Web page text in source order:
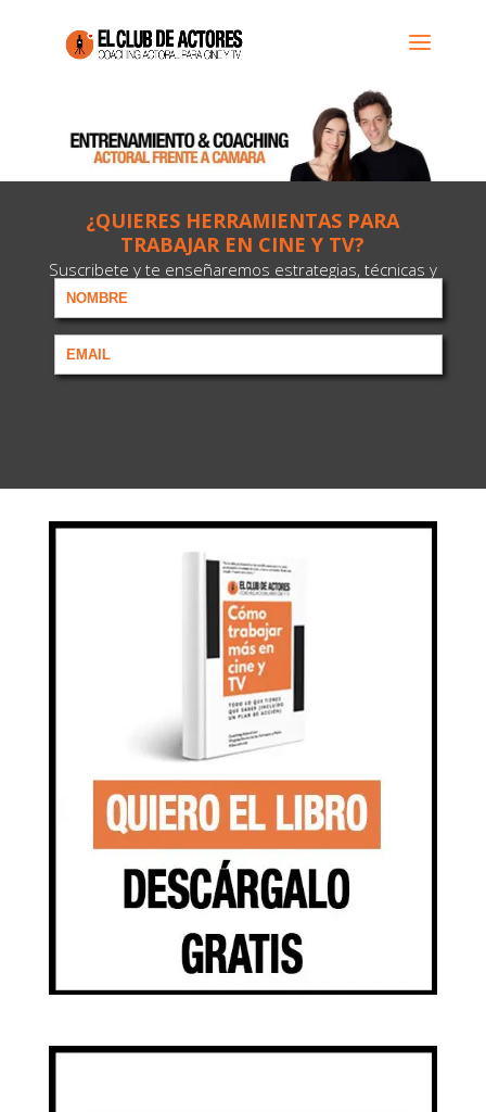
¿QUIERES HERRAMIENTAS PARA
TRABAJAR EN CINE Y TV?
Suscribete y te enseñaremos estrategias, técnicas y
consejos para lograrlo.